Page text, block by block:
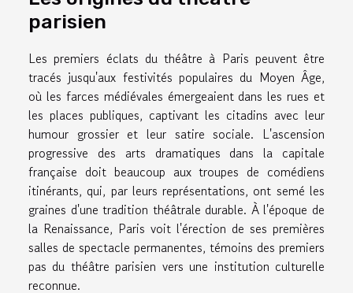
parisien
Les premiers éclats du théâtre à Paris peuvent être
tracés jusqu'aux festivités populaires du Moyen Âge,
où les farces médiévales émergeaient dans les rues et
les places publiques, captivant les citadins avec leur
humour grossier et leur satire sociale. L'ascension
progressive des arts dramatiques dans la capitale
française doit beaucoup aux troupes de comédiens
itinérants, qui, par leurs représentations, ont semé les
graines d'une tradition théâtrale durable. À l'époque de
la Renaissance, Paris voit l'érection de ses premières
salles de spectacle permanentes, témoins des premiers
pas du théâtre parisien vers une institution culturelle
reconnue.